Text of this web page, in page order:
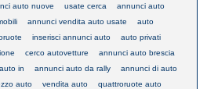
auto nuove usate cerca
annunci auto
annunci vendita auto usate
auto
inserisci annunci auto
auto privati
cerco autovetture
annunci auto brescia
in annunci auto da rally
annunci di auto
auto vendita auto
quattroruote auto